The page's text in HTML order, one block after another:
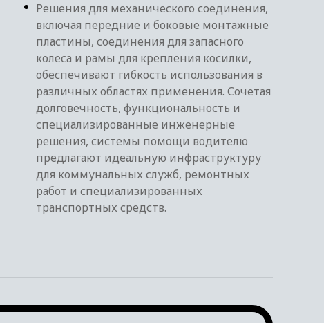
Решения для механического соединения,
включая передние и боковые монтажные
пластины, соединения для запасного
колеса и рамы для крепления косилки,
обеспечивают гибкость использования в
различных областях применения. Сочетая
долговечность, функциональность и
специализированные инженерные
решения, системы помощи водителю
предлагают идеальную инфраструктуру
для коммунальных служб, ремонтных
работ и специализированных
транспортных средств.